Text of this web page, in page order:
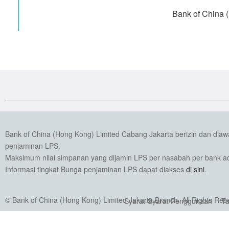
Bank of China
Bank of China (Hong Kong) Limited Cabang Jakarta berizin dan
penjaminan LPS.
Maksimum nilai simpanan yang dijamin LPS per nasabah per bank
Informasi tingkat Bunga penjaminan LPS dapat diakses di sini.
© Bank of China (Hong Kong) Limited Jakarta Branch. All Rights
Syarat-Syarat Penggunaan